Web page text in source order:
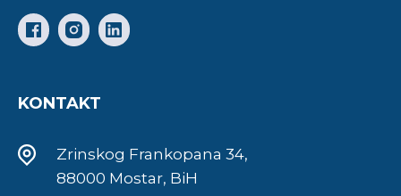
KONTAKT
Zrinskog Frankopana 34,
88000 Mostar, BiH